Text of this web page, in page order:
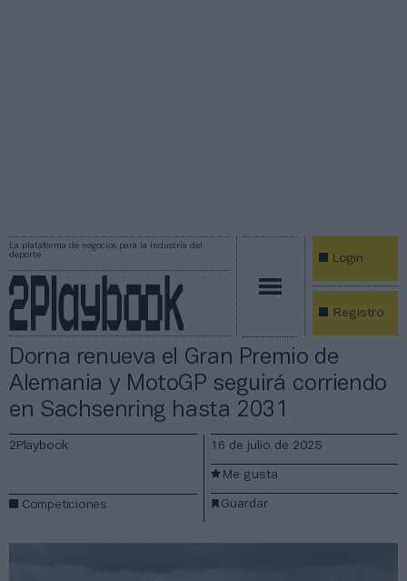
La plataforma de negocios para la industria del
deporte
Login
Registro
Dorna renueva el Gran Premio de
Alemania y MotoGP seguirá corriendo
en Sachsenring hasta 2031
2Playbook
Competiciones
16 de julio de 2025
Guardar
Me gusta